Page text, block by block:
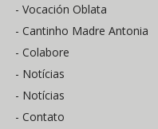
- Vocación Oblata
- Cantinho Madre Antonia
- Colabore
- Notícias
- Notícias
- Contato